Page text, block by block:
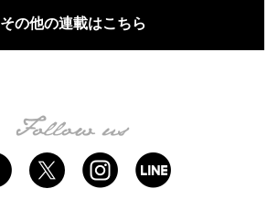
その他の連載はこちら